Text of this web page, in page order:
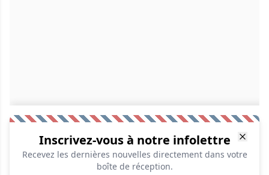
Inscrivez-vous à notre infolettre
Recevez les dernières nouvelles directement dans votre
boîte de réception.